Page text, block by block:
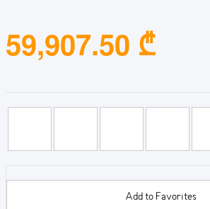
59,907.50 ₾
Add to Favorites